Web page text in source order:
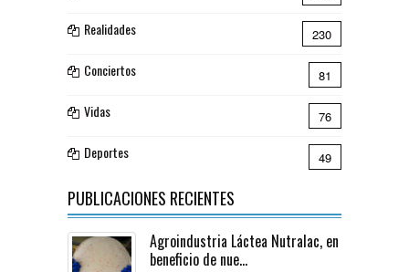
Realidades 230
Conciertos 81
Vidas 76
Deportes 49
PUBLICACIONES RECIENTES
Agroindustria Láctea Nutralac, en
beneficio de nue...